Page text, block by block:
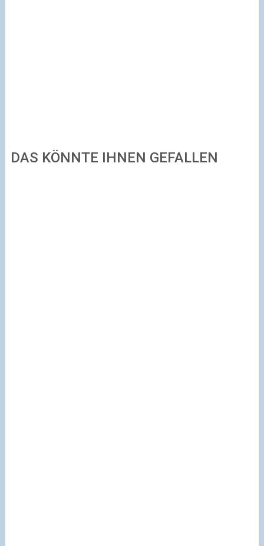
DAS KÖNNTE IHNEN GEFALLEN